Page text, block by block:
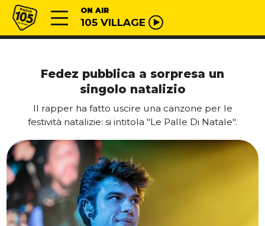
Vai al contenuto
Radio 105 ON AIR
105 VILLAGE
Fedez pubblica a sorpresa un
singolo natalizio
Il rapper ha fatto uscire una canzone per le
festività natalizie: si intitola "Le Palle Di Natale".